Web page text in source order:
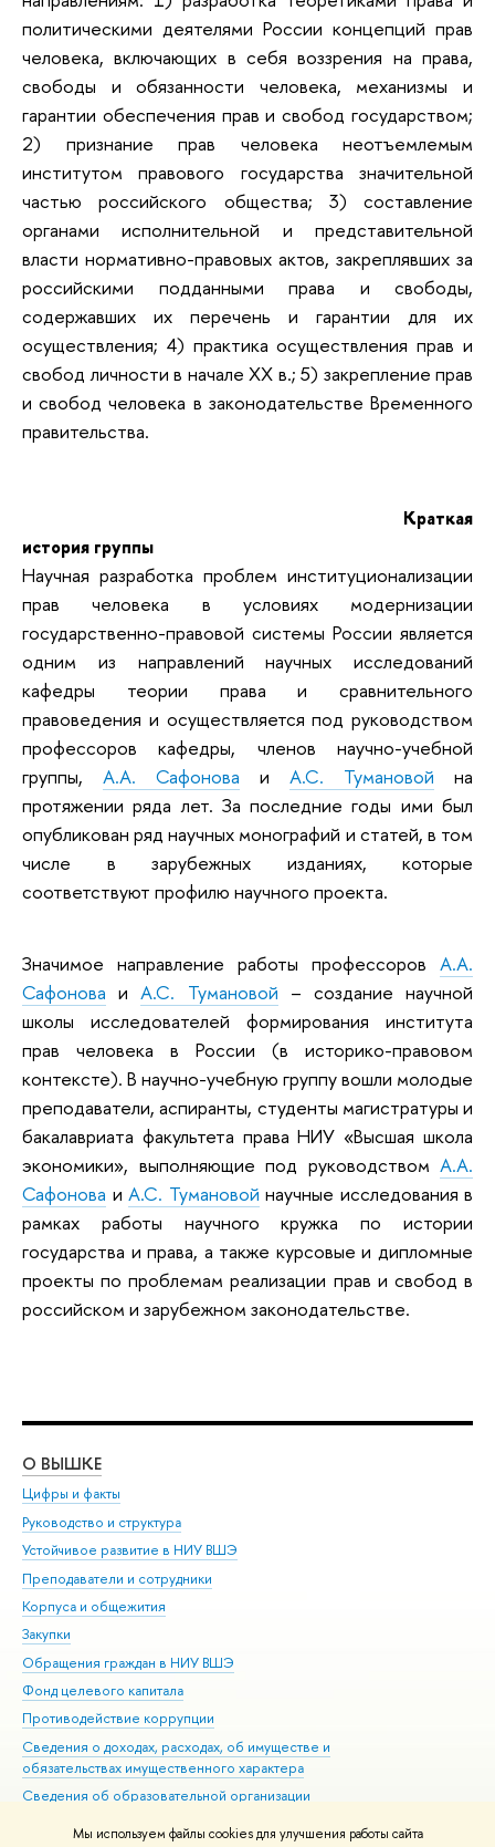
Мы используем файлы cookies для улучшения работы сайта
политическими деятелями России концепций прав
человека, включающих в себя воззрения на права,
свободы и обязанности человека, механизмы и
гарантии обеспечения прав и свобод государством;
2) признание прав человека неотъемлемым
институтом правового государства значительной
частью российского общества; 3) составление
органами исполнительной и представительной
власти нормативно-правовых актов, закреплявших за
российскими подданными права и свободы,
содержавших их перечень и гарантии для их
осуществления; 4) практика осуществления прав и
свобод личности в начале XX в.; 5) закрепление прав
и свобод человека в законодательстве Временного
правительства.
Краткая
история группы
Научная разработка проблем институционализации
прав человека в условиях модернизации
государственно-правовой системы России является
одним из направлений научных исследований
кафедры теории права и сравнительного
правоведения и осуществляется под руководством
профессоров кафедры, членов научно-учебной
группы, А.А. Сафонова и А.С. Тумановой на
протяжении ряда лет. За последние годы ими был
опубликован ряд научных монографий и статей, в том
числе в зарубежных изданиях, которые
соответствуют профилю научного проекта.
Значимое направление работы профессоров А.А.
Сафонова иА.С. Тумановой – создание научной
школы исследователей формирования института
прав человека в России (в историко-правовом
контексте). В научно-учебную группу вошли молодые
преподаватели, аспиранты, студенты магистратуры и
бакалавриата факультета права НИУ «Высшая школа
экономики», выполняющие под руководством А.А.
Сафонова и А.С. Тумановой научные исследования в
рамках работы научного кружка по истории
государства и права, а также курсовые и дипломные
проекты по проблемам реализации прав и свобод в
российском и зарубежном законодательстве.
О ВЫШКЕ
Цифры и факты
Руководство и структура
Устойчивое развитие в НИУ ВШЭ
Преподаватели и сотрудники
Корпуса и общежития
Закупки
Обращения граждан в НИУ ВШЭ
Фонд целевого капитала
Противодействие коррупции
Сведения о доходах, расходах, об имуществе и
обязательствах имущественного характера
Сведения об образовательной организации
Людям с ограниченными возможностями здоровья